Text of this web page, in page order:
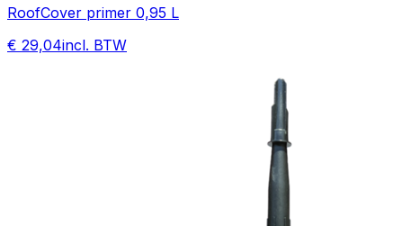
RoofCover primer 0,95 L
€ 29,04incl. BTW